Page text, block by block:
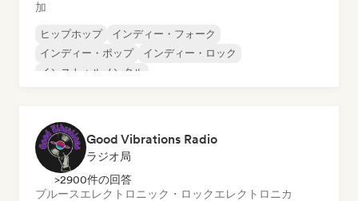
加
ヒップホップ
インディー・フォーク
インディー・ポップ
インディー・ロック
インストゥルメンタル
Good Vibrations Radio
ラジオ局
>2900件の回答
ブルースエレクトロニック・ロックエレクトロニカ